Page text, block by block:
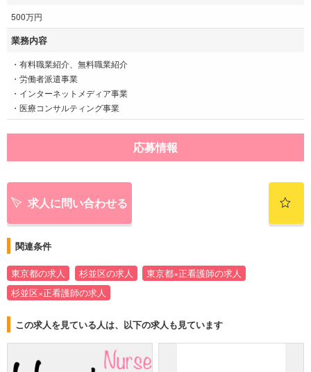
500万円
業務内容
・有料職業紹介、無料職業紹介
・労働者派遣事業
・インターネットメディア事業
・医療コンサルティング事業
応募情報
求人に問い合わせる
関連条件
東京都の求人 杉並区の求人
東京都×正看護師の求人
杉並区×正看護師の求人
この求人を見ている人は、以下の求人も見ています